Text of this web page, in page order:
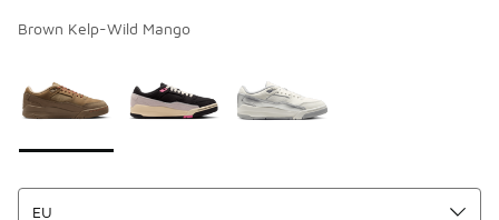
Brown Kelp-Wild Mango